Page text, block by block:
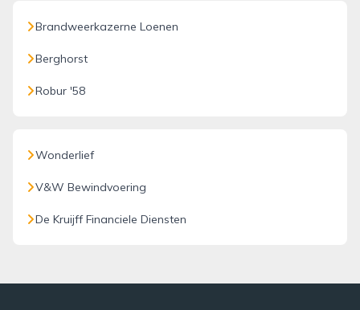
Brandweerkazerne Loenen
Berghorst
Robur '58
Wonderlief
V&W Bewindvoering
De Kruijff Financiele Diensten